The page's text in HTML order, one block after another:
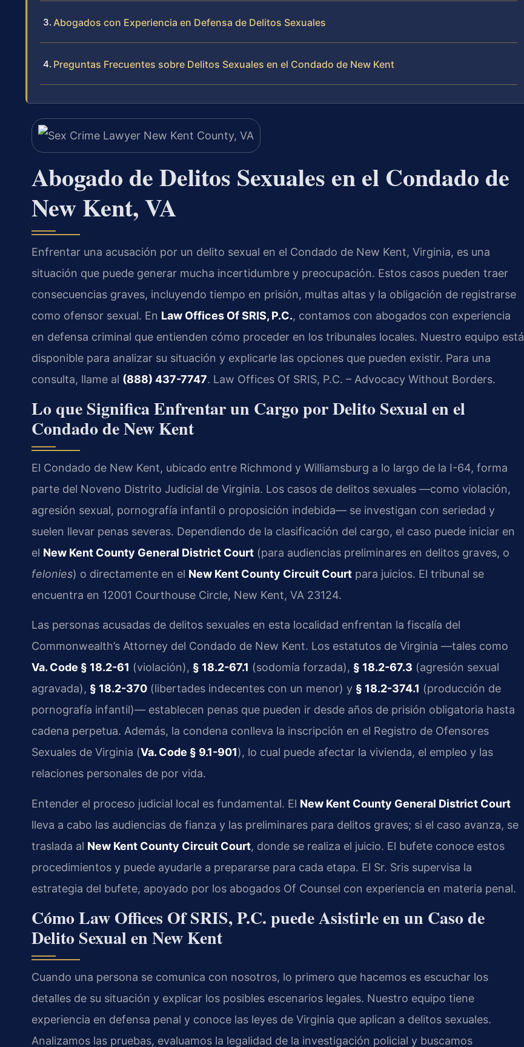
Abogados con Experiencia en Defensa de Delitos Sexuales
Preguntas Frecuentes sobre Delitos Sexuales en el Condado de New Kent
Abogado de Delitos Sexuales en el Condado de
New Kent, VA
Enfrentar una acusación por un delito sexual en el Condado de New Kent, Virginia, es una
situación que puede generar mucha incertidumbre y preocupación. Estos casos pueden traer
consecuencias graves, incluyendo tiempo en prisión, multas altas y la obligación de registrarse
como ofensor sexual. En Law Offices Of SRIS, P.C., contamos con abogados con experiencia
en defensa criminal que entienden cómo proceder en los tribunales locales. Nuestro equipo está
disponible para analizar su situación y explicarle las opciones que pueden existir. Para una
consulta, llame al (888) 437-7747. Law Offices Of SRIS, P.C. – Advocacy Without Borders.
Lo que Significa Enfrentar un Cargo por Delito Sexual en el
Condado de New Kent
El Condado de New Kent, ubicado entre Richmond y Williamsburg a lo largo de la I-64, forma
parte del Noveno Distrito Judicial de Virginia. Los casos de delitos sexuales —como violación,
agresión sexual, pornografía infantil o proposición indebida— se investigan con seriedad y
suelen llevar penas severas. Dependiendo de la clasificación del cargo, el caso puede iniciar en
el New Kent County General District Court (para audiencias preliminares en delitos graves, o
felonies) o directamente en el New Kent County Circuit Court para juicios. El tribunal se
encuentra en 12001 Courthouse Circle, New Kent, VA 23124.
Las personas acusadas de delitos sexuales en esta localidad enfrentan la fiscalía del
Commonwealth’s Attorney del Condado de New Kent. Los estatutos de Virginia —tales como
Va. Code § 18.2-61 (violación), § 18.2-67.1 (sodomía forzada), § 18.2-67.3 (agresión sexual
agravada), § 18.2-370 (libertades indecentes con un menor) y § 18.2-374.1 (producción de
pornografía infantil)— establecen penas que pueden ir desde años de prisión obligatoria hasta
cadena perpetua. Además, la condena conlleva la inscripción en el Registro de Ofensores
Sexuales de Virginia (Va. Code § 9.1-901), lo cual puede afectar la vivienda, el empleo y las
relaciones personales de por vida.
Entender el proceso judicial local es fundamental. El New Kent County General District Court
lleva a cabo las audiencias de fianza y las preliminares para delitos graves; si el caso avanza, se
traslada al New Kent County Circuit Court, donde se realiza el juicio. El bufete conoce estos
procedimientos y puede ayudarle a prepararse para cada etapa. El Sr. Sris supervisa la
estrategia del bufete, apoyado por los abogados Of Counsel con experiencia en materia penal.
Cómo Law Offices Of SRIS, P.C. puede Asistirle en un Caso de
Delito Sexual en New Kent
Cuando una persona se comunica con nosotros, lo primero que hacemos es escuchar los
detalles de su situación y explicar los posibles escenarios legales. Nuestro equipo tiene
experiencia en defensa penal y conoce las leyes de Virginia que aplican a delitos sexuales.
Analizamos las pruebas, evaluamos la legalidad de la investigación policial y buscamos